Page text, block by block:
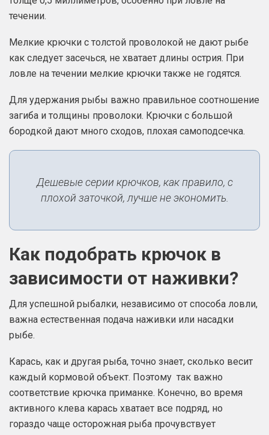
течении.
Мелкие крючки с толстой проволокой не дают рыбе
как следует засечься, не хватает длины острия. При
ловле на течении мелкие крючки также не годятся.
Для удержания рыбы важно правильное соотношение
загиба и толщины проволоки. Крючки с большой
бородкой дают много сходов, плохая самоподсечка.
Дешевые серии крючков, как правило, с
плохой заточкой, лучше не экономить.
Как подобрать крючок в
зависимости от наживки?
Для успешной рыбалки, независимо от способа ловли,
важна естественная подача наживки или насадки
рыбе.
Карась, как и другая рыба, точно знает, сколько весит
каждый кормовой объект. Поэтому так важно
соответствие крючка приманке. Конечно, во время
активного клева карась хватает все подряд, но
гораздо чаще осторожная рыба прочувствует